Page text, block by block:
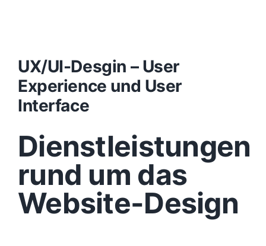
Konzept
Design
Content
Funktionen
Aufbau
UX/UI-Desgin – User
Experience und User
Interface
Dienstleistungen
rund um das
Website-Design